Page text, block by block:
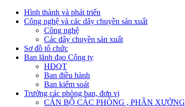
Hình thành và phát triển
Công nghệ và các dây chuyền sản xuất
Công nghệ
Các dây chuyền sản xuất
Sơ đồ tổ chức
Ban lãnh đạo Công ty
HĐQT
Ban điều hành
Ban kiểm soát
Trưởng các phòng ban, đơn vị
CÁN BỘ CÁC PHÒNG , PHÂN XƯỞNG